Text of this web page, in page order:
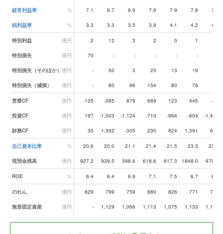
経常利益率 % 7.1 6.7 6.9 7.9 7.9 7.8 7.0
純利益率 % 3.3 3.3 3.5 3.9 4.1 4.2 4.0
特別利益 億円 2 12 3 2 0 1
特別損失 億円 70 - - - - -
特別損失（そのほか） 億円 - 50 3 25 13 19
特別損失（減損） 億円 - 80 96 154 80 78
営業CF 億円 -135 -385 879 689 123 445 -67
投資CF 億円 197 -1,003 -1,124 -710 -964 -604 -1,472
財務CF 億円 30 1,392 -305 230 824 1,391 651
自己資本比率 % 20.6 20.0 21.1 21.4 21.5 23.3 23.5
現預金残高 億円 927.2 939.5 398.6 618.6 617.3 1848.0 970.4
ROE % 6.4 6.4 6.9 7.1 7.5 6.7 6.6
のれん 億円 829 799 759 880 826 771 717
無形固定資産 億円 - 1,129 1,066 1,113 1,075 1,133 1,130